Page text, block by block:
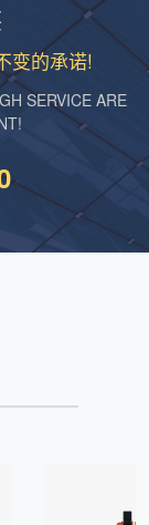
变的承诺!
SERVICE ARE